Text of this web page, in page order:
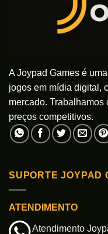
A Joypad Games é
jogos em mídia digital,
mercado.
preços competitivos.
SUPORTE JOYPAD
ATENDIMENTO
Atendimento